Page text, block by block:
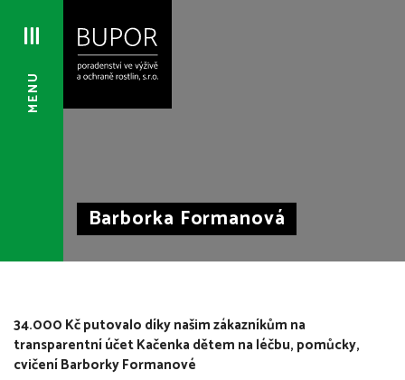
MENU
Barborka Formanová
34.000 Kč putovalo díky našim zákazníkům na
transparentní účet Kačenka dětem na léčbu, pomůcky,
cvičení Barborky Formanové